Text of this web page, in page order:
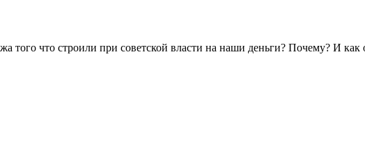
того что строили при советской власти на наши деньги? Почему? И как